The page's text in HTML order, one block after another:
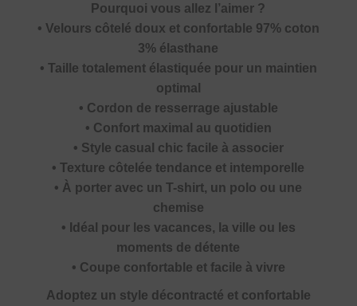
Pourquoi vous allez l’aimer ?
• Velours côtelé doux et confortable 97% coton
3% élasthane
• Taille totalement élastiquée pour un maintien
optimal
• Cordon de resserrage ajustable
• Confort maximal au quotidien
• Style casual chic facile à associer
• Texture côtelée tendance et intemporelle
• À porter avec un T-shirt, un polo ou une
chemise
• Idéal pour les vacances, la ville ou les
moments de détente
• Coupe confortable et facile à vivre
Adoptez un style décontracté et confortable